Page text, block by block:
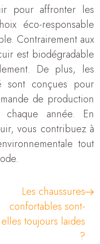
pour affronter les
éco-responsable
Contrairement aux
est biodégradable
De plus, les
conçues pour
de production
chaque année. En
vous contribuez à
tout
Les chaussures
confortables sont-
elles toujours laides
?